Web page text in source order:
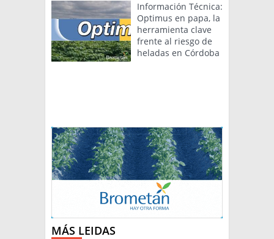
Información Técnica:
Optimus en papa, la
herramienta clave
frente al riesgo de
heladas en Córdoba
MÁS LEIDAS